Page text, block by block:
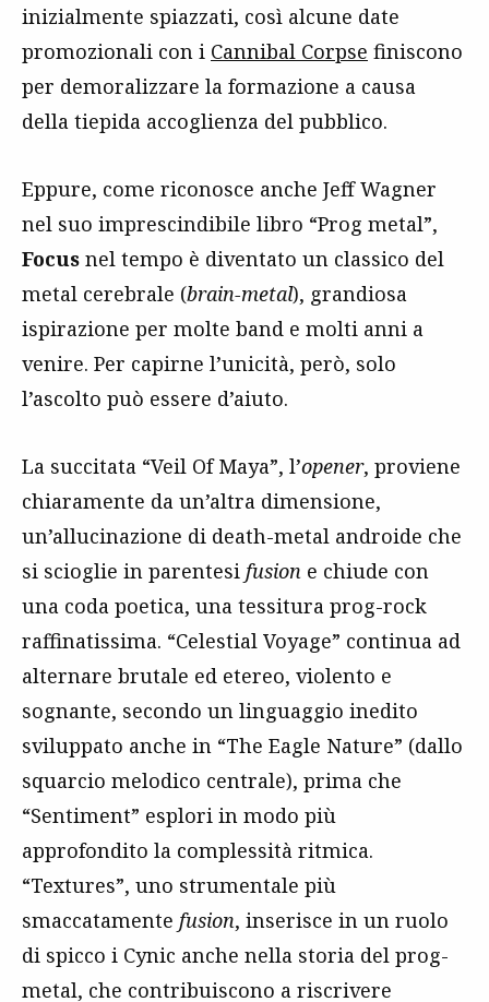
inizialmente spiazzati, così alcune date
promozionali con i Cannibal Corpse finiscono
per demoralizzare la formazione a causa
della tiepida accoglienza del pubblico.
Eppure, come riconosce anche Jeff Wagner
nel suo imprescindibile libro “Prog metal”,
Focus nel tempo è diventato un classico del
metal cerebrale (brain-metal), grandiosa
ispirazione per molte band e molti anni a
venire. Per capirne l’unicità, però, solo
l’ascolto può essere d’aiuto.
La succitata “Veil Of Maya”, l’opener, proviene
chiaramente da un’altra dimensione,
un’allucinazione di death-metal androide che
si scioglie in parentesi fusion e chiude con
una coda poetica, una tessitura prog-rock
raffinatissima. “Celestial Voyage” continua ad
alternare brutale ed etereo, violento e
sognante, secondo un linguaggio inedito
sviluppato anche in “The Eagle Nature” (dallo
squarcio melodico centrale), prima che
“Sentiment” esplori in modo più
approfondito la complessità ritmica.
“Textures”, uno strumentale più
smaccatamente fusion, inserisce in un ruolo
di spicco i Cynic anche nella storia del prog-
metal, che contribuiscono a riscrivere